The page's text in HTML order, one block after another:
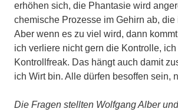
erhöhen sich, die Phantasie wird
chemische Prozesse im Gehirn ab, die
Aber wenn es zu viel wird, dann
ich verliere nicht gern die Kontrolle,
Kontrollfreak. Das hängt auch damit
ich Wirt bin. Alle dürfen besoffen sein,
Die Fragen stellten Wolfgang Alber